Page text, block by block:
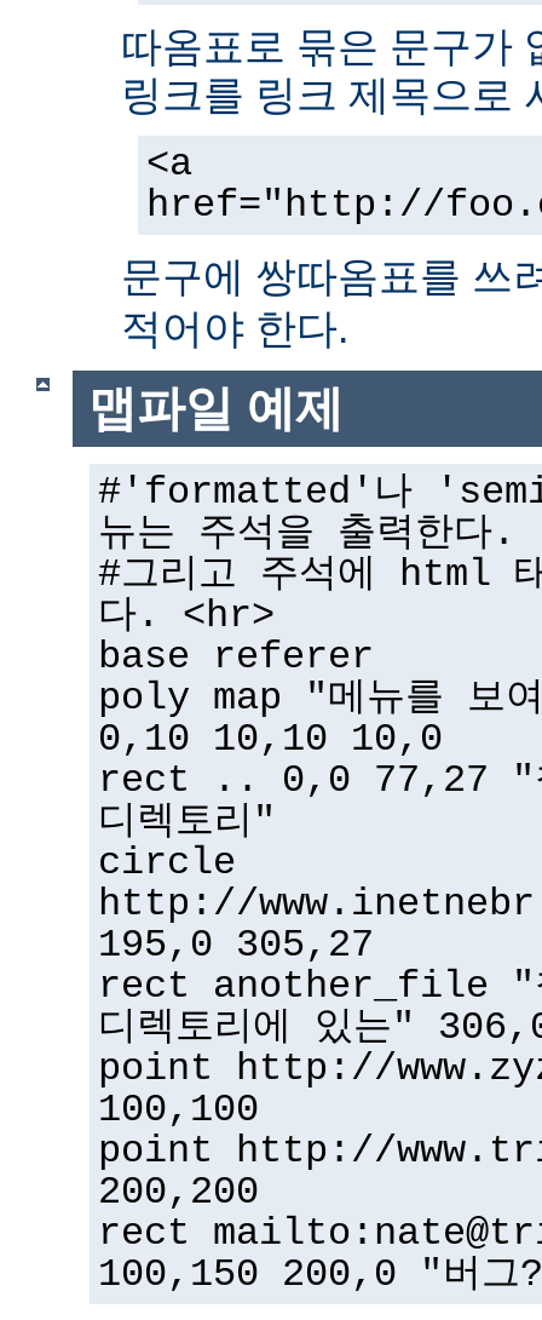
따옴표로 묶은 문구가
링크를 링크 제목으로
<a
href="http://
문구에 쌍따옴표를 쓰
적어야 한다.
맵파일 예제
#'formatted'나
뉴는 주석을 출력한다.
#그리고 주석에 html
다. <hr>
base referer
poly map "메뉴를 보
0,10 10,10 10,0
rect .. 0,0 77,27 "
디렉토리"
circle
http://
195,0 305,27
rect another_file "
디렉토리에 있는"
point http://
100,100
point http://
200,200
rect
100,150 200,0 "버그